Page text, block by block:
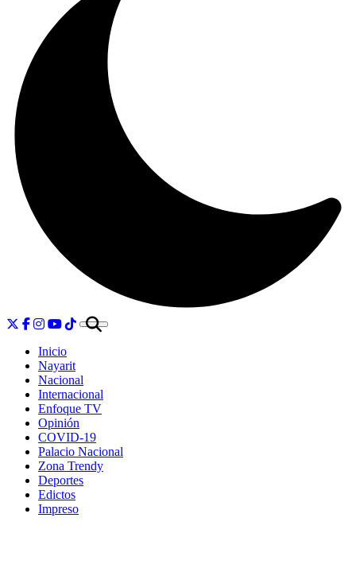
Inicio
Nayarit
Nacional
Internacional
Enfoque TV
Opinión
COVID-19
Palacio Nacional
Zona Trendy
Deportes
Edictos
Impreso